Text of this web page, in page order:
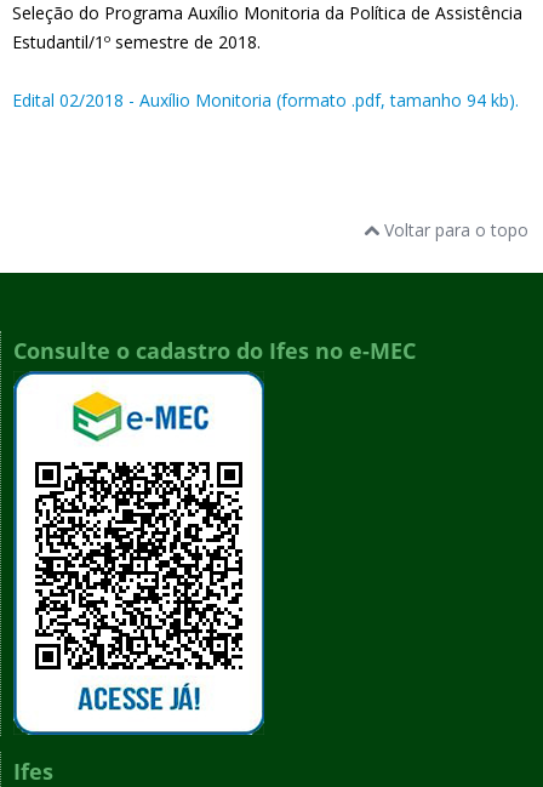
Seleção do Programa Auxílio Monitoria da Política de Assistência
Estudantil/1º semestre de 2018.
Edital 02/2018 - Auxílio Monitoria (formato .pdf, tamanho 94 kb).
Voltar para o topo
Consulte o cadastro do Ifes no e-MEC
Ifes